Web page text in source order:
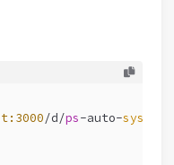
t:3000/d/ps-auto-system